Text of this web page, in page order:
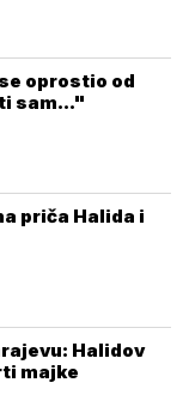
oprostio od
sam..."
priča Halida i
Halidov
majke